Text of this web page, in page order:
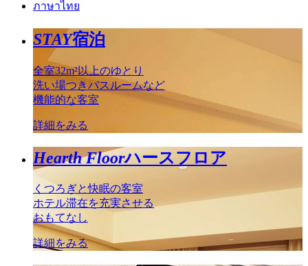
ภาษาไทย
STAY宿泊
全室32m²以上のゆとり
洗い場つきバスルームなど
機能的な客室
詳細をみる
Hearth Floorハースフロア
くつろぎと快眠の客室
ホテル滞在を充実させる
おもてなし
詳細をみる